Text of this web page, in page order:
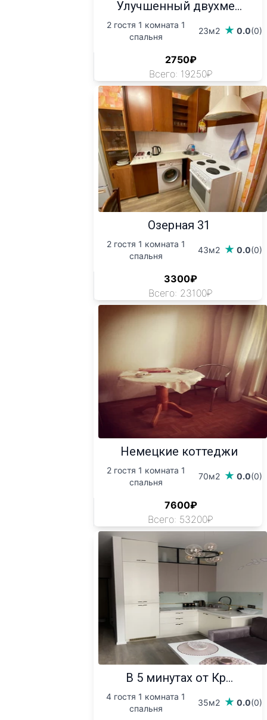
Улучшенный двухме...
2 гостя 1 комната 1
спальня
23м2 0.0(0)
2750₽
Всего: 19250₽
Озерная 31
2 гостя 1 комната 1
спальня
43м2 0.0(0)
3300₽
Всего: 23100₽
Немецкие коттеджи
2 гостя 1 комната 1
спальня
70м2 0.0(0)
7600₽
Всего: 53200₽
В 5 минутах от Кр...
4 гостя 1 комната 1
спальня
35м2 0.0(0)